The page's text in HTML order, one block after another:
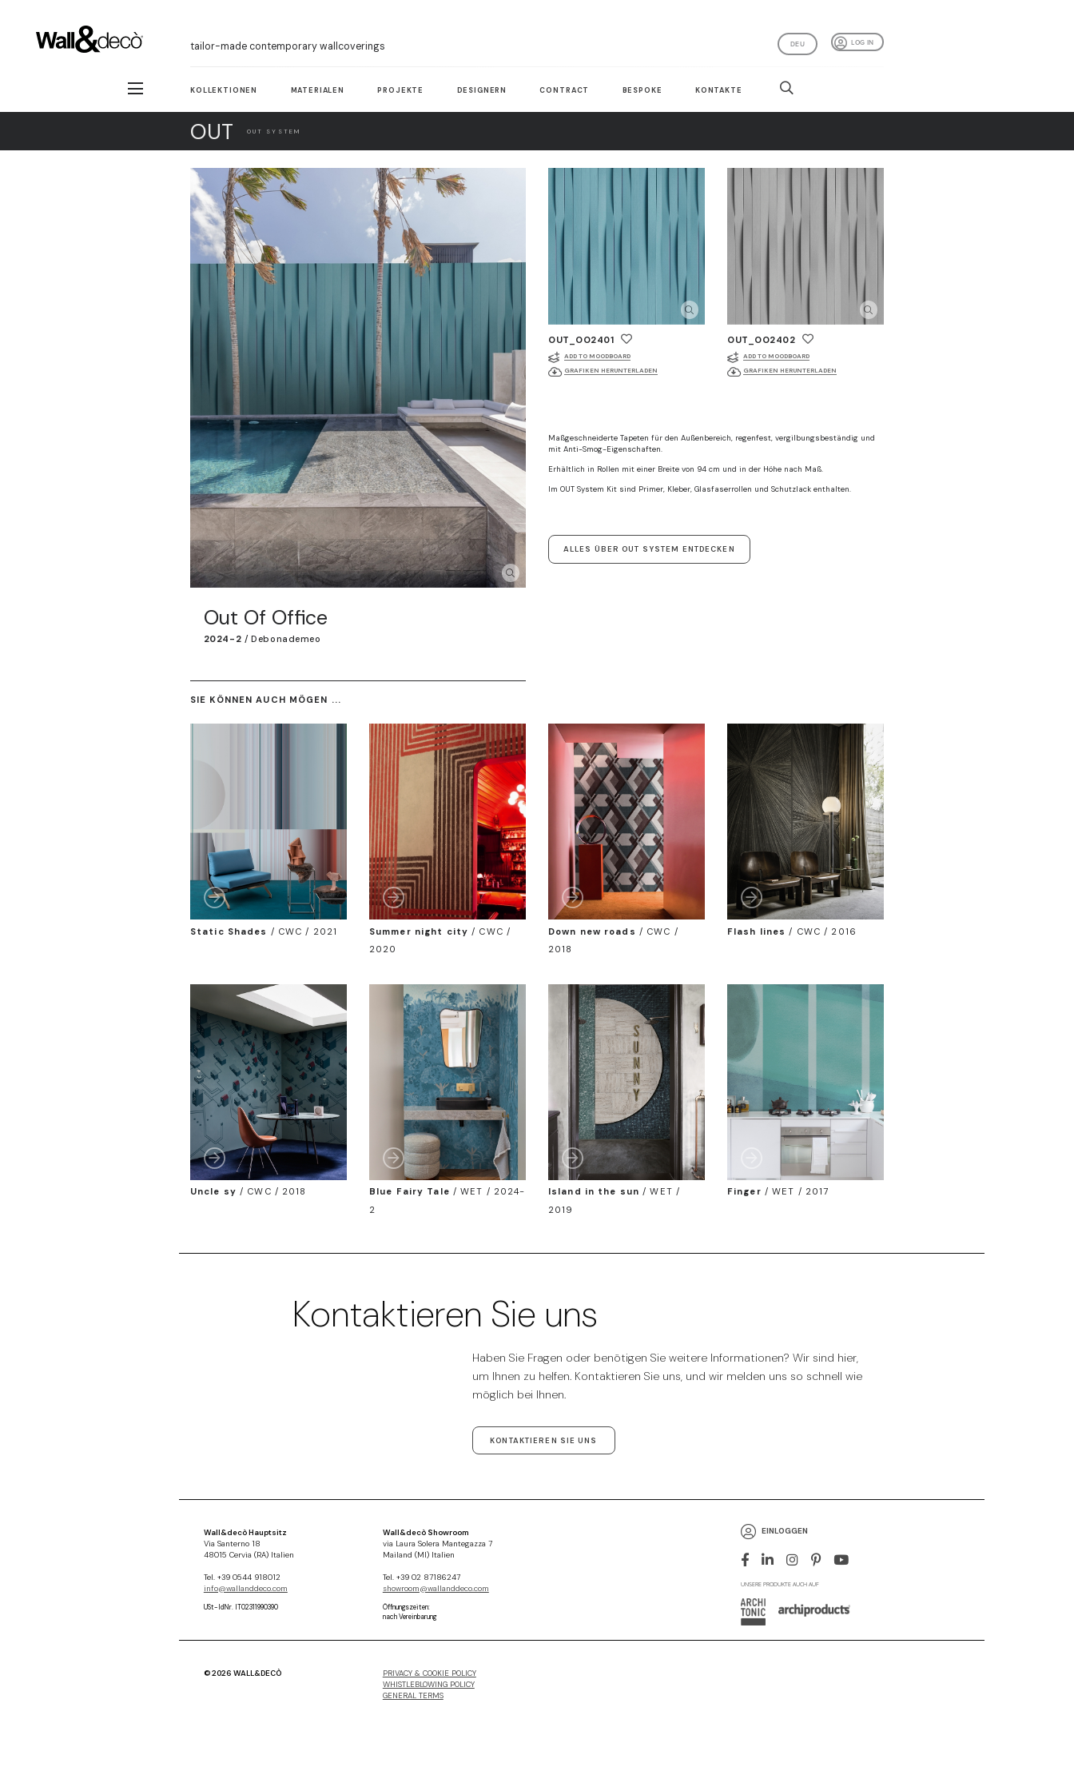
tailor-made contemporary wallcoverings LOG IN
DEU
KOLLEKTIONEN MATERIALEN PROJEKTE DESIGNERN CONTRACT BESPOKE KONTAKTE
OUT OUT SYSTEM
Out Of Office
2024-2 / Debonademeo
OUT_OO2401
ADD TO MOODBOARD
GRAFIKEN HERUNTERLADEN
OUT_OO2402
ADD TO MOODBOARD
GRAFIKEN HERUNTERLADEN
Maßgeschneiderte Tapeten für den Außenbereich, regenfest, vergilbungsbeständig und
mit Anti-Smog-Eigenschaften.
Erhältlich in Rollen mit einer Breite von 94 cm und in der Höhe nach Maß.
Im OUT System Kit sind Primer, Kleber, Glasfaserrollen und Schutzlack enthalten.
ALLES ÜBER OUT SYSTEM ENTDECKEN
SIE KÖNNEN AUCH MÖGEN ...
Static Shades / CWC / 2021 Summer night city / CWC /
2020
Down new roads / CWC /
2018
Flash lines / CWC / 2016
Uncle sy / CWC / 2018 Blue Fairy Tale /WET / 2024-
2
Island in the sun /WET /
2019
Finger /WET / 2017
Kontaktieren Sie uns
Haben Sie Fragen oder benötigen Sie weitere Informationen? Wir sind hier,
um Ihnen zu helfen. Kontaktieren Sie uns, und wir melden uns so schnell wie
möglich bei Ihnen.
KONTAKTIEREN SIE UNS
Wall&decò Hauptsitz
Via Santerno 18
48015 Cervia (RA) Italien
Tel. +39 0544 918012
info@wallanddeco.com
USt-IdNr. IT02311990390
Wall&decò Showroom
via Laura Solera Mantegazza 7
Mailand (MI) Italien
Tel. +39 02 87186247
showroom@wallanddeco.com
Öffnungszeiten:
nach Vereinbarung
EINLOGGEN
UNSERE PRODUKTE AUCH AUF
© 2026 WALL&DECÒ
PRIVACY & COOKIE POLICY
WHISTLEBLOWING POLICY
GENERAL TERMS